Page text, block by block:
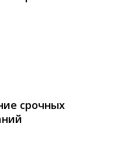
срочных